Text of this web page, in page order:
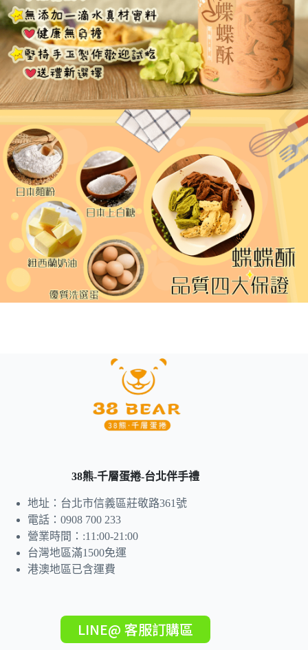
38熊-千層蛋捲-台北伴手禮
地址：台北市信義區莊敬路361號
電話：0908 700 233
營業時間：:11:00-21:00
台灣地區滿1500免運
港澳地區已含運費
LINE@ 客服訂購區